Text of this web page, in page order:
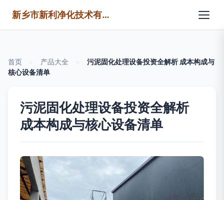
新乡市新利净化技术有限公司
首页 产品大全
污泥固化处理设备投资全解析 成本构成与
核心设备清单
污泥固化处理设备投资全解析
成本构成与核心设备清单